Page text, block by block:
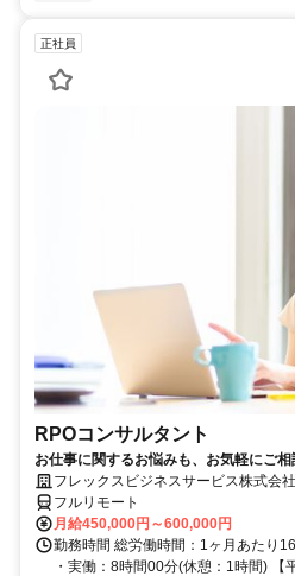
正社員
RPOコンサルタント
お仕事に関するお悩みも、お気軽にご
フレックスビジネスサービス株式会
フルリモート
月給450,000円～600,000円
勤務時間 総労働時間：1ヶ月あたり
・実働：8時間00分(休憩：1時間) 【